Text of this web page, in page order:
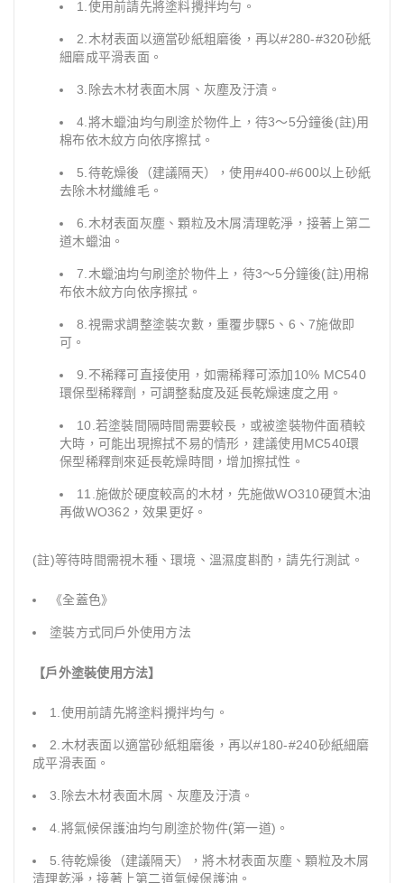
1.使用前請先將塗料攪拌均勻。
2.木材表面以適當砂紙粗磨後，再以#280-#320砂紙
細磨成平滑表面。
3.除去木材表面木屑、灰塵及汙漬。
4.將木蠟油均勻刷塗於物件上，待3～5分鐘後(註)用
棉布依木紋方向依序擦拭。
5.待乾燥後（建議隔天），使用#400-#600以上砂紙
去除木材纖維毛。
6.木材表面灰塵、顆粒及木屑清理乾淨，接著上第二
道木蠟油。
7.木蠟油均勻刷塗於物件上，待3～5分鐘後(註)用棉
布依木紋方向依序擦拭。
8.視需求調整塗裝次數，重覆步驟5、6、7施做即
可。
9.不稀釋可直接使用，如需稀釋可添加10% MC540
環保型稀釋劑，可調整黏度及延長乾燥速度之用。
10.若塗裝間隔時間需要較長，或被塗裝物件面積較
大時，可能出現擦拭不易的情形，建議使用MC540環
保型稀釋劑來延長乾燥時間，增加擦拭性。
11.施做於硬度較高的木材，先施做WO310硬質木油
再做WO362，效果更好。
(註)等待時間需視木種、環境、溫濕度斟酌，請先行測試。
《全蓋色》
塗裝方式同戶外使用方法
【戶外塗裝使用方法】
1.使用前請先將塗料攪拌均勻。
2.木材表面以適當砂紙粗磨後，再以#180-#240砂紙細磨
成平滑表面。
3.除去木材表面木屑、灰塵及汙漬。
4.將氣候保護油均勻刷塗於物件(第一道)。
5.待乾燥後（建議隔天），將木材表面灰塵、顆粒及木屑
清理乾淨，接著上第二道氣候保護油。